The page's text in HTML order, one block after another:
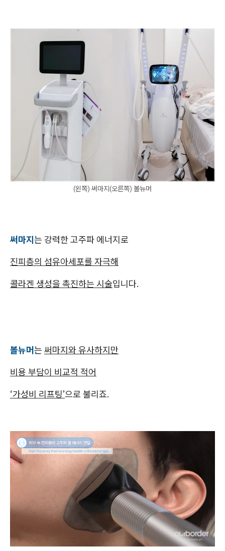
(왼쪽) 써마지(오른쪽) 볼뉴머
써마지는 강력한 고주파 에너지로
진피층의 섬유아세포를 자극해
콜라겐 생성을 촉진하는 시술입니다.
볼뉴머는 써마지와 유사하지만
비용 부담이 비교적 적어
‘가성비 리프팅’으로 불리죠.